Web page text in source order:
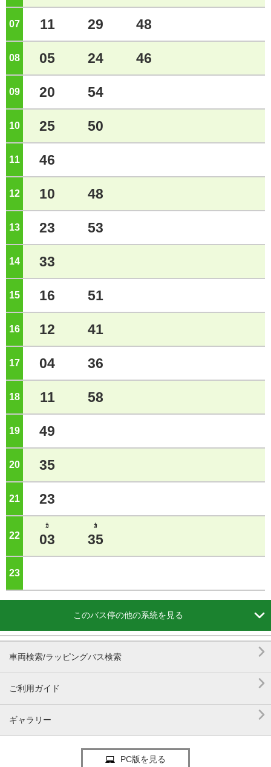
07 11 29 48
08 05 24 46
09 20 54
10 25 50
11 46
12 10 48
13 23 53
14 33
15 16 51
16 12 41
17 04 36
18 11 58
19 49
20 35
21 23
22
ｶ
03
ｶ
35
23
このバス停の他の系統を見る 
車両検索/ラッピングバス検索 
ご利用ガイド 
ギャラリー 
PC版を見る